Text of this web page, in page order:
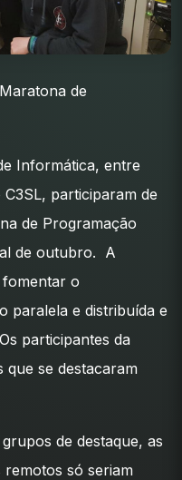
de
Informática, entre
participaram de
de Programação
de outubro. A
o
paralela e distribuída e
participantes da
que se destacaram
de destaque, as
remotos só seriam